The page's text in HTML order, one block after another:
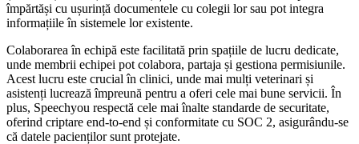
împărtăși cu ușurință documentele cu colegii lor sau pot integra
informațiile în sistemele lor existente.
Colaborarea în echipă este facilitată prin spațiile de lucru dedicate,
unde membrii echipei pot colabora, partaja și gestiona permisiunile.
Acest lucru este crucial în clinici, unde mai mulți veterinari și
asistenți lucrează împreună pentru a oferi cele mai bune servicii. În
plus, Speechyou respectă cele mai înalte standarde de securitate,
oferind criptare end-to-end și conformitate cu SOC 2, asigurându-se
că datele pacienților sunt protejate.